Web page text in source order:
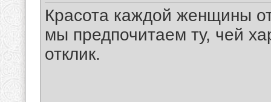
Красота каждой женщины
мы предпочитаем ту, чей
отклик.